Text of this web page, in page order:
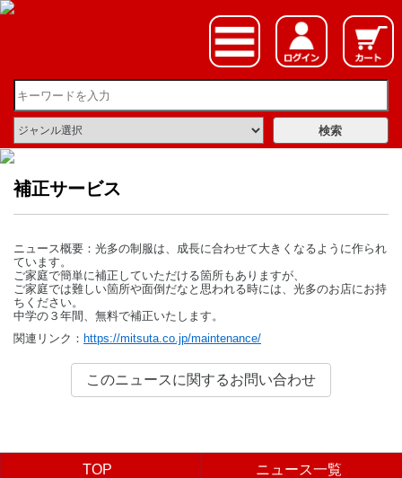
補正サービス
ニュース概要：光多の制服は、成長に合わせて大きくなるように作られ
ています。
ご家庭で簡単に補正していただける箇所もありますが、
ご家庭では難しい箇所や面倒だなと思われる時には、光多のお店にお持
ちください。
中学の３年間、無料で補正いたします。
関連リンク： https://mitsuta.co.jp/maintenance/
TOP ニュース一覧